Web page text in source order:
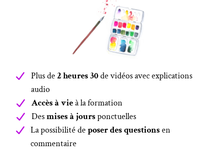
Plus de2 heures 30de vidéos avec explications
audio
Accès à vieà la formation
Desmises à joursponctuelles
La possibilité deposer des questionsen
commentaire